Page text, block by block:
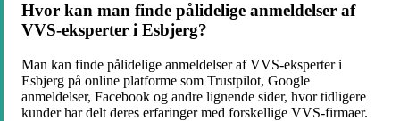
Hvor kan man finde pålidelige anmeldelser af
VVS-eksperter i Esbjerg?
Man kan finde pålidelige anmeldelser af VVS-eksperter i
Esbjerg på online platforme som Trustpilot, Google
anmeldelser, Facebook og andre lignende sider, hvor tidligere
kunder har delt deres erfaringer med forskellige VVS-firmaer.